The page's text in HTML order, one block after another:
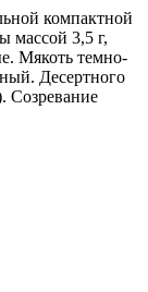
компактной
массой 3,5 г,
Мякоть темно-
Десертного
Созревание